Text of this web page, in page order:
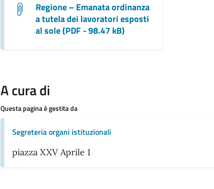
Regione – Emanata ordinanza
a tutela dei lavoratori esposti
al sole (PDF - 98.47 kB)
A cura di
Questa pagina è gestita da
Segreteria organi istituzionali
piazza XXV Aprile 1